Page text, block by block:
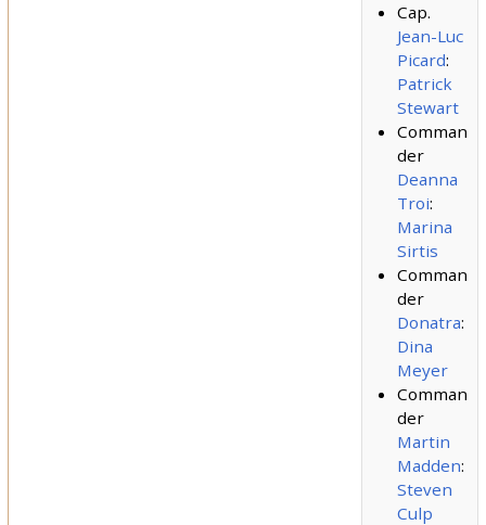
Cap.
Jean-Luc
Picard:
Patrick
Stewart
Comman
der
Deanna
Troi:
Marina
Sirtis
Comman
der
Donatra:
Dina
Meyer
Comman
der
Martin
Madden:
Steven
Culp